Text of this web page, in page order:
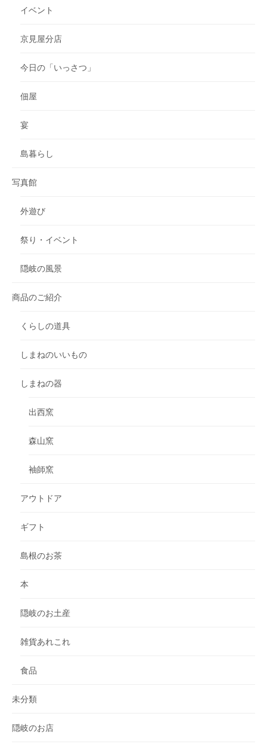
イベント
京見屋分店
今日の「いっさつ」
佃屋
宴
島暮らし
写真館
外遊び
祭り・イベント
隠岐の風景
商品のご紹介
くらしの道具
しまねのいいもの
しまねの器
出西窯
森山窯
袖師窯
アウトドア
ギフト
島根のお茶
本
隠岐のお土産
雑貨あれこれ
食品
未分類
隠岐のお店